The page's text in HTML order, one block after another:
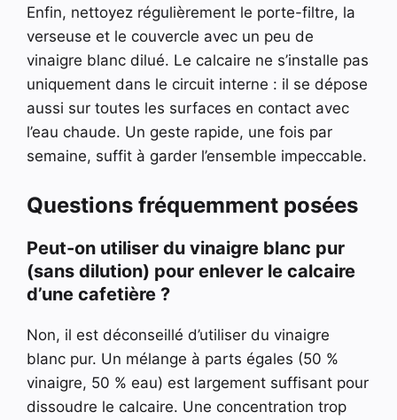
Enfin, nettoyez régulièrement le porte-filtre, la
verseuse et le couvercle avec un peu de
vinaigre blanc dilué. Le calcaire ne s’installe pas
uniquement dans le circuit interne : il se dépose
aussi sur toutes les surfaces en contact avec
l’eau chaude. Un geste rapide, une fois par
semaine, suffit à garder l’ensemble impeccable.
Questions fréquemment posées
Peut-on utiliser du vinaigre blanc pur
(sans dilution) pour enlever le calcaire
d’une cafetière ?
Non, il est déconseillé d’utiliser du vinaigre
blanc pur. Un mélange à parts égales (50 %
vinaigre, 50 % eau) est largement suffisant pour
dissoudre le calcaire. Une concentration trop